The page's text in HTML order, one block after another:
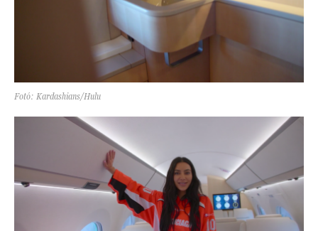
Fotó: Kardashians/Hulu